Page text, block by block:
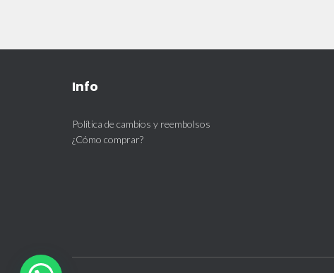
Info
Política de cambios y reembolsos
¿Cómo comprar?